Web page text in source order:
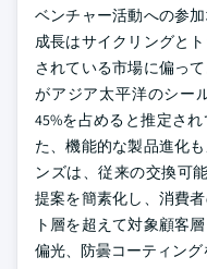
ベンチャー活動への参
成長はサイクリングと
されている市場に偏っ
がアジア太平洋のシー
45%を占めると推定さ
た、機能的な製品進化
ンズは、従来の交換可
提案を簡素化し、消費
ト層を超えて対象顧客
偏光、防曇コーティング